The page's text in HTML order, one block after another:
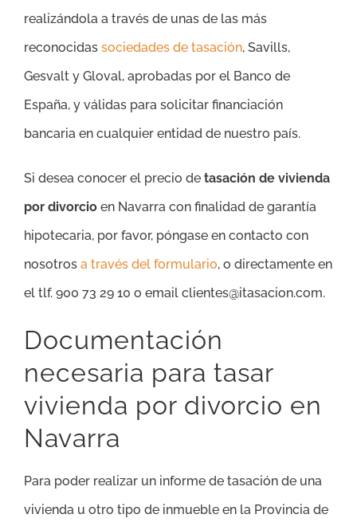
realizándola a través de unas de las más
reconocidas sociedades de tasación, Savills,
Gesvalt y Gloval, aprobadas por el Banco de
España, y válidas para solicitar financiación
bancaria en cualquier entidad de nuestro país.
Si desea conocer el precio de tasación de vivienda
por divorcio en Navarra con finalidad de garantía
hipotecaria, por favor, póngase en contacto con
nosotros a través del formulario, o directamente en
el tlf. 900 73 29 10 o email clientes@itasacion.com.
Documentación
necesaria para tasar
vivienda por divorcio en
Navarra
Para poder realizar un informe de tasación de una
vivienda u otro tipo de inmueble en la Provincia de